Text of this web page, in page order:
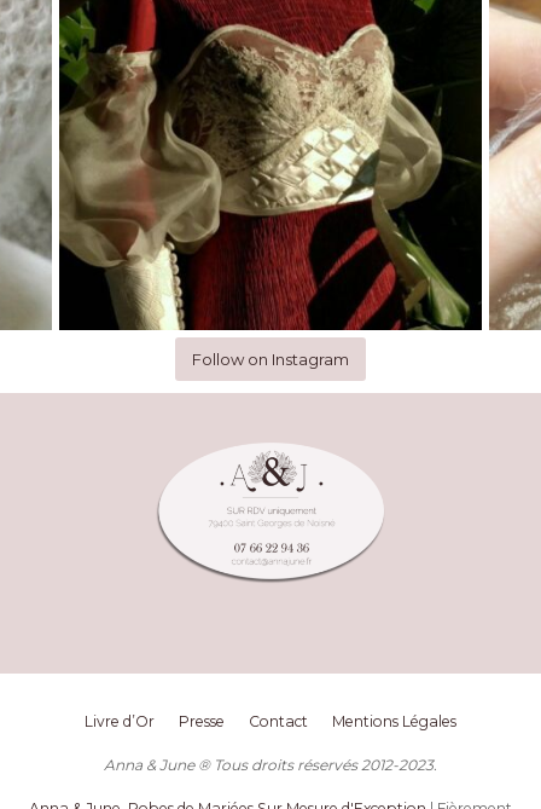
Follow on Instagram
Livre d’Or Presse Contact Mentions Légales
Anna & June ® Tous droits réservés 2012-2023.